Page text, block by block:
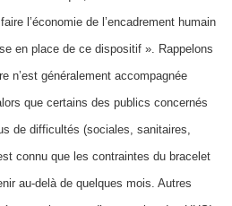
l’économie de l’encadrement humain
en place de ce dispositif ». Rappelons
n’est généralement accompagnée
que certains des publics concernés
de difficultés (sociales, sanitaires,
connu que les contraintes du bracelet
au-delà de quelques mois. Autres